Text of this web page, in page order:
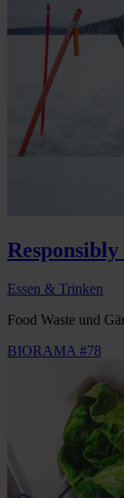
Responsibly
Essen & Trinken
Food Waste und
BIORAMA #78